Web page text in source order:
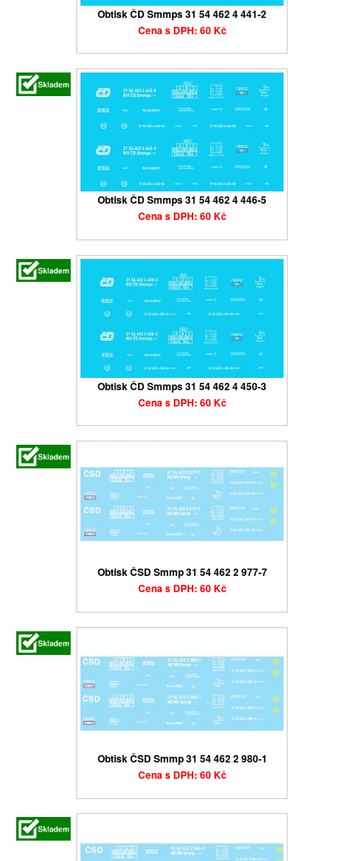
Obtisk ČD Smmps 31 54 462 4 441-2
Cena s DPH: 60 Kč
Obtisk ČD Smmps 31 54 462 4 446-5
Cena s DPH: 60 Kč
Obtisk ČD Smmps 31 54 462 4 450-3
Cena s DPH: 60 Kč
Obtisk ČSD Smmp 31 54 462 2 977-7
Cena s DPH: 60 Kč
Obtisk ČSD Smmp 31 54 462 2 980-1
Cena s DPH: 60 Kč